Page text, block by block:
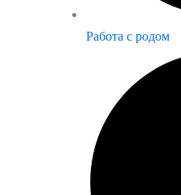
Работа с родом